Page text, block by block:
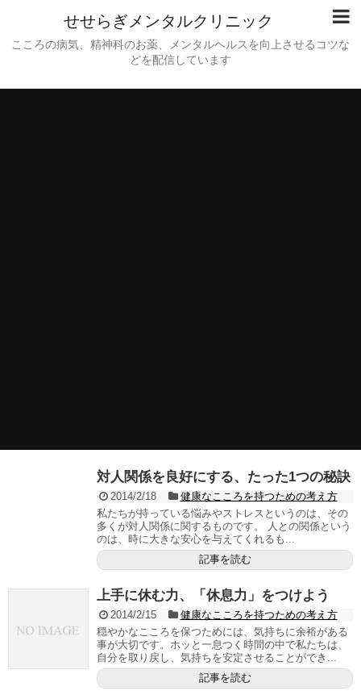
せせらぎメンタルクリニック
こころの病気、精神科のお薬、メンタルヘルスを向上させるコツな
どを配信しています
対人関係を良好にする、たった1つの秘訣
2014/2/18
健康なこころを持つための考え方
私たちが持っている悩みやストレスというのは、その
多くが対人関係に関するものです。 人との関係という
のは、時に大きな安心を与えてくれるも...
記事を読む
上手に休む力、「休息力」をつけよう
2014/2/15
健康なこころを持つための考え方
穏やかなこころを保つためには、気持ちに余裕がある
事が大切です。ホッと一息つく時間の中で私たちは、
自分を取り戻し、気持ちを安定させることができ...
記事を読む